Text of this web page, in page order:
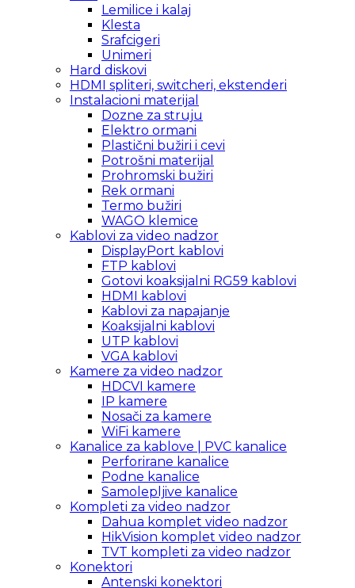
Lemilice i kalaj
Klesta
Srafcigeri
Unimeri
Hard diskovi
HDMI spliteri, switcheri, ekstenderi
Instalacioni materijal
Dozne za struju
Elektro ormani
Plastični bužiri i cevi
Potrošni materijal
Prohromski bužiri
Rek ormani
Termo bužiri
WAGO klemice
Kablovi za video nadzor
DisplayPort kablovi
FTP kablovi
Gotovi koaksijalni RG59 kablovi
HDMI kablovi
Kablovi za napajanje
Koaksijalni kablovi
UTP kablovi
VGA kablovi
Kamere za video nadzor
HDCVI kamere
IP kamere
Nosači za kamere
WiFi kamere
Kanalice za kablove | PVC kanalice
Perforirane kanalice
Podne kanalice
Samolepljive kanalice
Kompleti za video nadzor
Dahua komplet video nadzor
HikVision komplet video nadzor
TVT kompleti za video nadzor
Konektori
Antenski konektori